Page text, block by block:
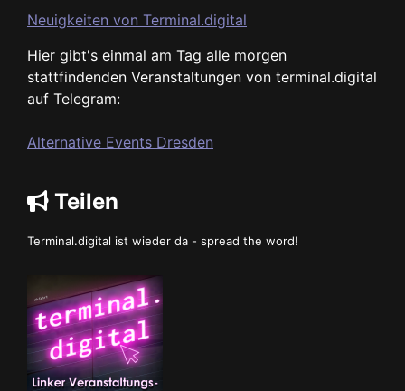
Neuigkeiten von Terminal.digital
Hier gibt's einmal am Tag alle morgen
stattfindenden Veranstaltungen von terminal.digital
auf Telegram:
Alternative Events Dresden
Teilen
Terminal.digital ist wieder da - spread the word!